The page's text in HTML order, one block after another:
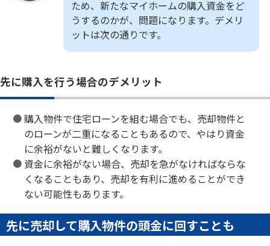
ため、新たなマイホームの購入資金をど
うするのかが、問題になります。デメリ
ットは次の通りです。
先に購入を行う場合のデメリット
購入物件で住宅ローンを組む場合でも、売却物件と
のローンが二重になることもあるので、やはり資金
に余裕がないと難しくなります。
資金に余裕がない場合、売却を急がなければならな
くなることもあり、売却を有利に進めることができ
ない可能性もあります。
先に売却して購入物件の頭金に回すことも